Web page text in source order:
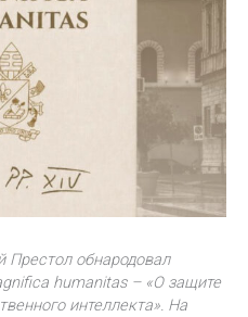
Престол обнародовал
humanitas – «О защите
интеллекта». На